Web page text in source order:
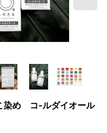
染め コ-ルダイオール